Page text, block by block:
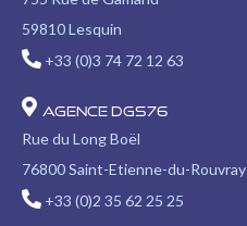
59810 Lesquin
+33 (0)3 74 72 12 63
Agence DGS76
Rue du Long Boël
76800 Saint-Etienne-du-Rouvray
+33 (0)2 35 62 25 25